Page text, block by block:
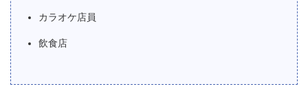
カラオケ店員
飲食店